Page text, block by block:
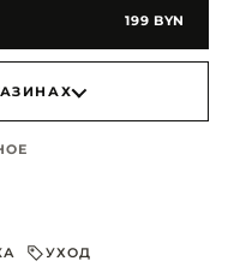
199 BYN
УХОД